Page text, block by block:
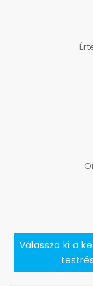
Válassza ki a